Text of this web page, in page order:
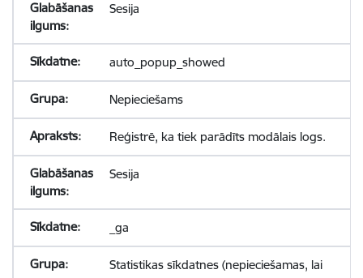
Sesija
auto_popup_showed
Nepieciešams
Reģistrē, ka tiek parādīts modālais logs.
Sesija
_ga
Statistikas sīkdatnes (nepieciešamas, lai